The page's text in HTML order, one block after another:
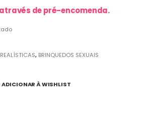
de pré-encomenda.
, BRINQUEDOS SEXUAIS
ADICIONAR À WISHLIST